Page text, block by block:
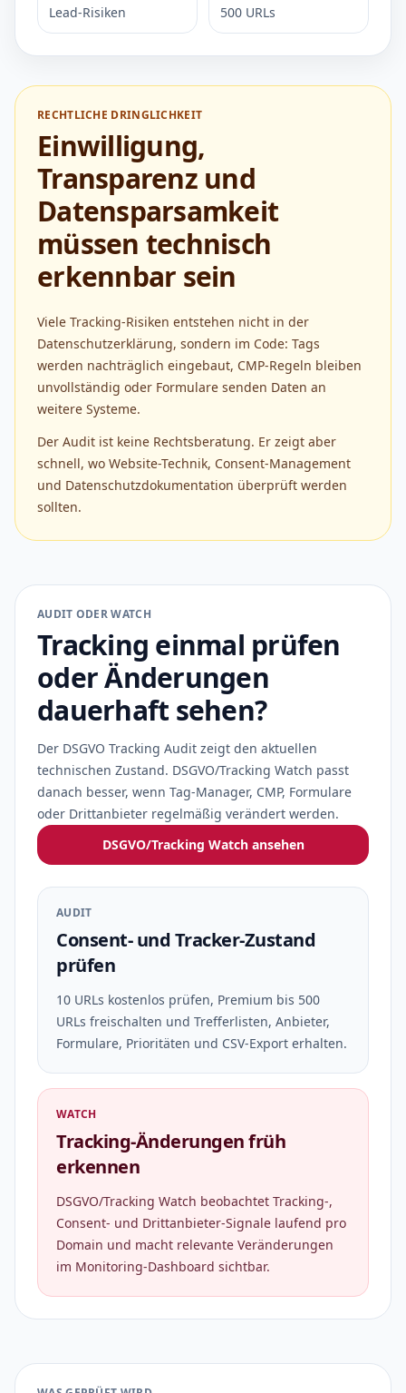
Lead-Risiken
500 URLs
RECHTLICHE DRINGLICHKEIT
Einwilligung,
Transparenz und
Datensparsamkeit
müssen technisch
erkennbar sein
Viele Tracking-Risiken entstehen nicht in der
Datenschutzerklärung, sondern im Code: Tags
werden nachträglich eingebaut, CMP-Regeln bleiben
unvollständig oder Formulare senden Daten an
weitere Systeme.
Der Audit ist keine Rechtsberatung. Er zeigt aber
schnell, wo Website-Technik, Consent-Management
und Datenschutzdokumentation überprüft werden
sollten.
AUDIT ODER WATCH
Tracking einmal prüfen
oder Änderungen
dauerhaft sehen?
Der DSGVO Tracking Audit zeigt den aktuellen
technischen Zustand. DSGVO/Tracking Watch passt
danach besser, wenn Tag-Manager, CMP, Formulare
oder Drittanbieter regelmäßig verändert werden.
DSGVO/Tracking Watch ansehen
AUDIT
Consent- und Tracker-Zustand
prüfen
10 URLs kostenlos prüfen, Premium bis 500
URLs freischalten und Trefferlisten, Anbieter,
Formulare, Prioritäten und CSV-Export erhalten.
WATCH
Tracking-Änderungen früh
erkennen
DSGVO/Tracking Watch beobachtet Tracking-,
Consent- und Drittanbieter-Signale laufend pro
Domain und macht relevante Veränderungen
im Monitoring-Dashboard sichtbar.